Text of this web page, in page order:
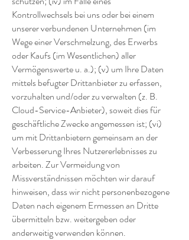
Kontrollwechsels bei uns oder bei einem
unserer verbundenen Unternehmen (im
Wege einer Verschmelzung, des Erwerbs
oder Kaufs (im Wesentlichen) aller
Vermögenswerte u. a.); (v) um Ihre Daten
mittels befugter Drittanbieter zu erfassen,
vorzuhalten und/oder zu verwalten (z. B.
Cloud-Service-Anbieter), soweit dies für
geschäftliche Zwecke angemessen ist; (vi)
um mit Drittanbietern gemeinsam an der
Verbesserung Ihres Nutzererlebnisses zu
arbeiten. Zur Vermeidung von
Missverständnissen möchten wir darauf
hinweisen, dass wir nicht personenbezogene
Daten nach eigenem Ermessen an Dritte
übermitteln bzw. weitergeben oder
anderweitig verwenden können.